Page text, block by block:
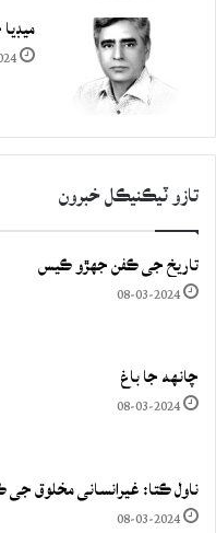
تازو ٽيڪنيڪل خبرون
تاريخ جي ڪفن جھڙو ڪيس
08-03-2024
چانهه جا باغ
08-03-2024
ناول ڪتا: غيرانساني مخلوق جي
08-03-2024